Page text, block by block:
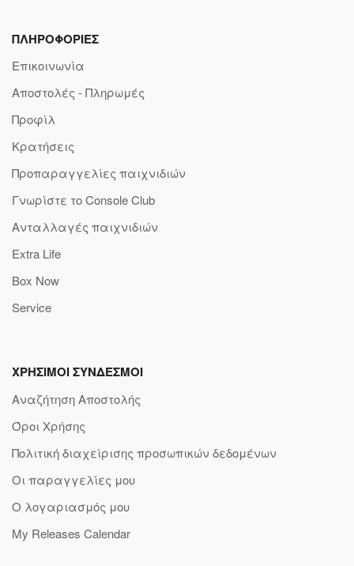
ΠΛΗΡΟΦΟΡΙΕΣ
Επικοινωνία
Αποστολές - Πληρωμές
Προφίλ
Κρατήσεις
Προπαραγγελίες παιχνιδιών
Γνωρίστε το Console Club
Ανταλλαγές παιχνιδιών
Extra Life
Box Now
Service
ΧΡΗΣΙΜΟΙ ΣΥΝΔΕΣΜΟΙ
Αναζήτηση Αποστολής
Όροι Χρήσης
Πολιτική διαχείρισης προσωπικών δεδομένων
Οι παραγγελίες μου
Ο λογαριασμός μου
My Releases Calendar